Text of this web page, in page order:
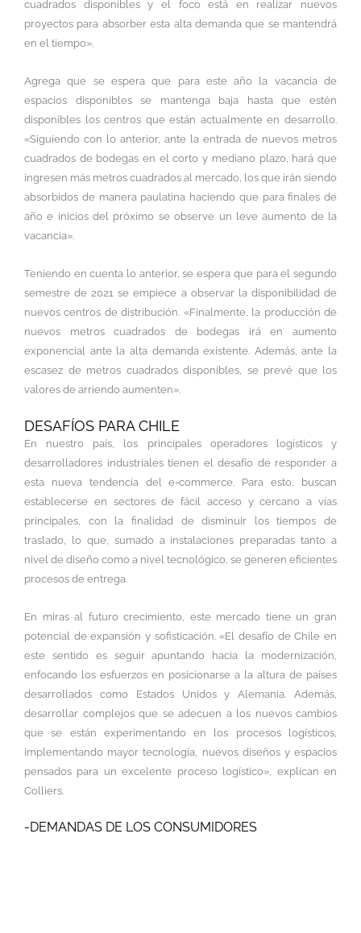
cuadrados disponibles y el foco está en realizar nuevos
proyectos para absorber esta alta demanda que se mantendrá
en el tiempo».
Agrega que se espera que para este año la vacancia de
espacios disponibles se mantenga baja hasta que estén
disponibles los centros que están actualmente en desarrollo.
«Siguiendo con lo anterior, ante la entrada de nuevos metros
cuadrados de bodegas en el corto y mediano plazo, hará que
ingresen más metros cuadrados al mercado, los que irán siendo
absorbidos de manera paulatina haciendo que para finales de
año e inicios del próximo se observe un leve aumento de la
vacancia».
Teniendo en cuenta lo anterior, se espera que para el segundo
semestre de 2021 se empiece a observar la disponibilidad de
nuevos centros de distribución. «Finalmente, la producción de
nuevos metros cuadrados de bodegas irá en aumento
exponencial ante la alta demanda existente. Además, ante la
escasez de metros cuadrados disponibles, se prevé que los
valores de arriendo aumenten».
DESAFÍOS PARA CHILE
En nuestro país, los principales operadores logísticos y
desarrolladores industriales tienen el desafío de responder a
esta nueva tendencia del e-commerce. Para esto, buscan
establecerse en sectores de fácil acceso y cercano a vías
principales, con la finalidad de disminuir los tiempos de
traslado, lo que, sumado a instalaciones preparadas tanto a
nivel de diseño como a nivel tecnológico, se generen eficientes
procesos de entrega.
En miras al futuro crecimiento, este mercado tiene un gran
potencial de expansión y sofisticación. «El desafío de Chile en
este sentido es seguir apuntando hacia la modernización,
enfocando los esfuerzos en posicionarse a la altura de países
desarrollados como Estados Unidos y Alemania. Además,
desarrollar complejos que se adecuen a los nuevos cambios
que se están experimentando en los procesos logísticos,
implementando mayor tecnología, nuevos diseños y espacios
pensados para un excelente proceso logístico», explican en
Colliers.
-DEMANDAS DE LOS CONSUMIDORES